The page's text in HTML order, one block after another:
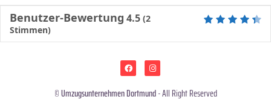
Benutzer-Bewertung 4.5 (2
Stimmen)
©Umzugsunternehmen Dortmund- All Right Reserved